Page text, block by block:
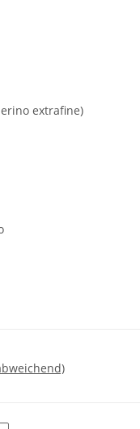
extrafine)